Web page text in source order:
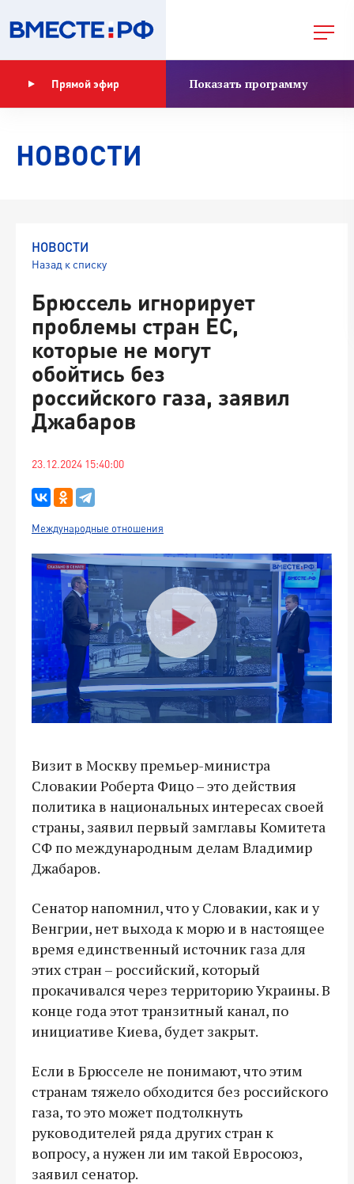
Прямой эфир Показать программу
НОВОСТИ
НОВОСТИ
Назад к списку
Брюссель игнорирует
проблемы стран ЕС,
которые не могут
обойтись без
российского газа, заявил
Джабаров
23.12.2024 15:40:00
Международные отношения
Визит в Москву премьер-министра
Словакии Роберта Фицо – это действия
политика в национальных интересах своей
страны, заявил первый замглавы Комитета
СФ по международным делам Владимир
Джабаров.
Сенатор напомнил, что у Словакии, как и у
Венгрии, нет выхода к морю и в настоящее
время единственный источник газа для
этих стран – российский, который
прокачивался через территорию Украины. В
конце года этот транзитный канал, по
инициативе Киева, будет закрыт.
Если в Брюсселе не понимают, что этим
странам тяжело обходится без российского
газа, то это может подтолкнуть
руководителей ряда других стран к
вопросу, а нужен ли им такой Евросоюз,
заявил сенатор.